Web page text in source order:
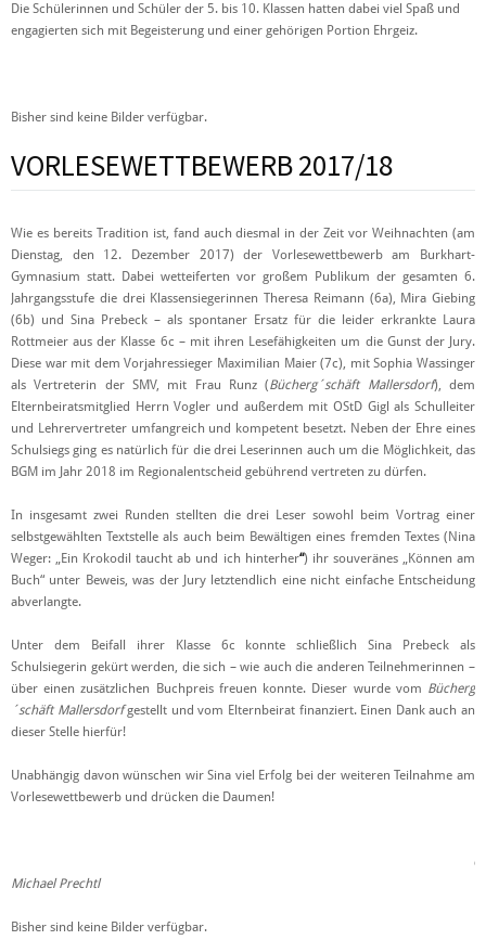
Die Schülerinnen und Schüler der 5. bis 10. Klassen hatten dabei viel Spaß und
engagierten sich mit Begeisterung und einer gehörigen Portion Ehrgeiz.
Bisher sind keine Bilder verfügbar.
VORLESEWETTBEWERB 2017/18
Wie es bereits Tradition ist, fand auch diesmal in der Zeit vor Weihnachten (am
Dienstag, den 12. Dezember 2017) der Vorlesewettbewerb am Burkhart-
Gymnasium statt. Dabei wetteiferten vor großem Publikum der gesamten 6.
Jahrgangsstufe die drei Klassensiegerinnen Theresa Reimann (6a), Mira Giebing
(6b) und Sina Prebeck – als spontaner Ersatz für die leider erkrankte Laura
Rottmeier aus der Klasse 6c – mit ihren Lesefähigkeiten um die Gunst der Jury.
Diese war mit dem Vorjahressieger Maximilian Maier (7c), mit Sophia Wassinger
als Vertreterin der SMV, mit Frau Runz (Bücherg´schäft Mallersdorf), dem
Elternbeiratsmitglied Herrn Vogler und außerdem mit OStD Gigl als Schulleiter
und Lehrervertreter umfangreich und kompetent besetzt. Neben der Ehre eines
Schulsiegs ging es natürlich für die drei Leserinnen auch um die Möglichkeit, das
BGM im Jahr 2018 im Regionalentscheid gebührend vertreten zu dürfen.
In insgesamt zwei Runden stellten die drei Leser sowohl beim Vortrag einer
selbstgewählten Textstelle als auch beim Bewältigen eines fremden Textes (Nina
Weger: „Ein Krokodil taucht ab und ich hinterher“) ihr souveränes „Können am
Buch“ unter Beweis, was der Jury letztendlich eine nicht einfache Entscheidung
abverlangte.
Unter dem Beifall ihrer Klasse 6c konnte schließlich Sina Prebeck als
Schulsiegerin gekürt werden, die sich – wie auch die anderen Teilnehmerinnen –
über einen zusätzlichen Buchpreis freuen konnte. Dieser wurde vom Bücherg
´schäft Mallersdorfgestellt und vom Elternbeirat finanziert. Einen Dank auch an
dieser Stelle hierfür!
Unabhängig davon wünschen wir Sina viel Erfolg bei der weiteren Teilnahme am
Vorlesewettbewerb und drücken die Daumen!
Michael Prechtl
Bisher sind keine Bilder verfügbar.